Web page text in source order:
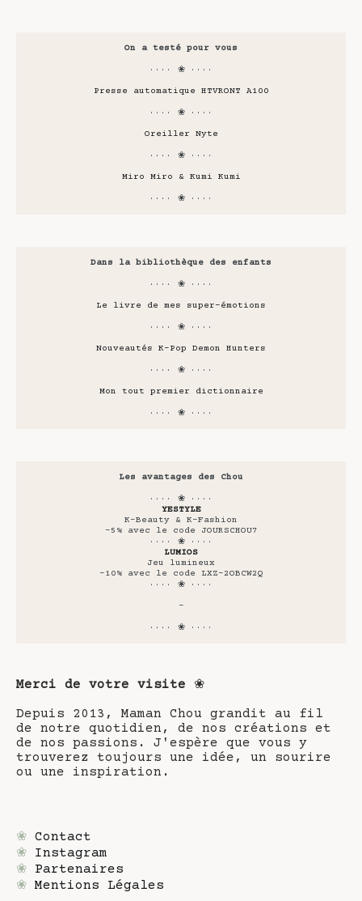
On a testé pour vous
···· ❀ ····
Presse automatique HTVRONT A100
···· ❀ ····
Oreiller Nyte
···· ❀ ····
Miro Miro & Kumi Kumi
···· ❀ ····
Dans la bibliothèque des enfants
···· ❀ ····
Le livre de mes super-émotions
···· ❀ ····
Nouveautés K-Pop Demon Hunters
···· ❀ ····
Mon tout premier dictionnaire
···· ❀ ····
Les avantages des Chou
···· ❀ ····
YESTYLE
K-Beauty & K-Fashion
-5% avec le code JOURSCHOU7
···· ❀ ····
LUMIOS
Jeu lumineux
-10% avec le code LXZ-2OBCW2Q
···· ❀ ····
-
···· ❀ ····
Merci de votre visite ❀
Depuis 2013, Maman Chou grandit au fil
de notre quotidien, de nos créations et
de nos passions. J'espère que vous y
trouverez toujours une idée, un sourire
ou une inspiration.
❀ Contact
❀ Instagram
❀ Partenaires
❀ Mentions Légales